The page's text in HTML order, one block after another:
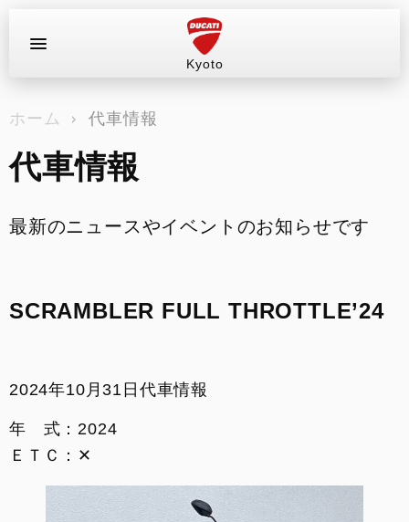
Kyoto
ラインナップ
店舗情報
新車
イベント
ホーム 代車情報
代車情報
最新のニュースやイベントのお知らせです
SCRAMBLER FULL THROTTLE’24
2024年10月31日 代車情報
年 式：2024
ＥＴＣ：✕